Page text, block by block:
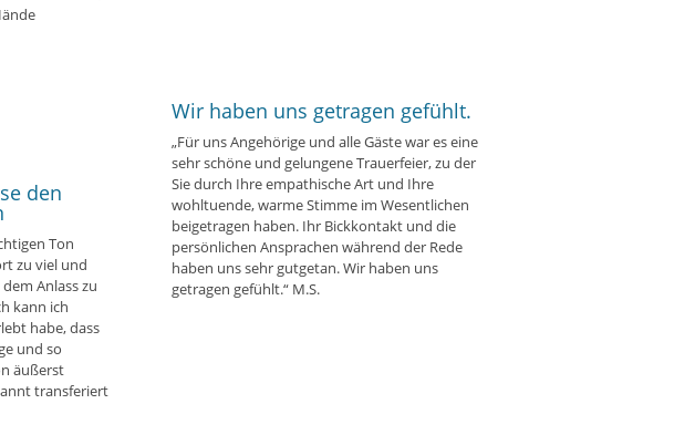
den
Ton
zu viel und
Anlass zu
kann ich
habe, dass
und so
äußerst
transferiert
Wir haben uns getragen gefühlt.
„Für uns Angehörige und alle Gäste war es eine
sehr schöne und gelungene Trauerfeier, zu der
Sie durch Ihre empathische Art und Ihre
wohltuende, warme Stimme im Wesentlichen
beigetragen haben. Ihr Bickkontakt und die
persönlichen Ansprachen während der Rede
haben uns sehr gutgetan. Wir haben uns
getragen gefühlt.“ M.S.